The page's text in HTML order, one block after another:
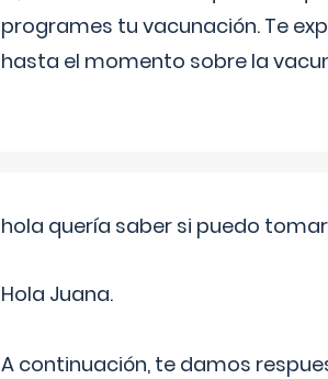
programes tu vacunación. Te
hasta el momento sobre la
hola quería saber si puedo
Hola Juana.
A continuación, te damos